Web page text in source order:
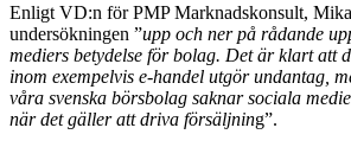
Enligt VD:n för PMP Marknadskonsult,
undersökningen ”upp och ner på rådande
mediers betydelse för bolag. Det är klart att
inom exempelvis e-handel utgör undantag,
våra svenska börsbolag saknar sociala
när det gäller att driva försäljning”.